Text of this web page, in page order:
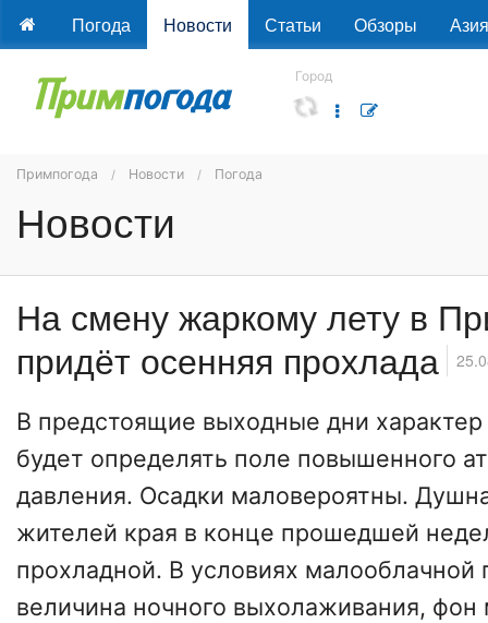
Погода Новости Статьи Обзоры Азия
Город
Примпогода Новости Погода
Новости
На смену жаркому лету в
придёт осенняя прохлада
В предстоящие выходные дни
будет определять поле повышенного
давления. Осадки маловероятны.
жителей края в конце прошедшей
прохладной. В условиях малооблачной
величина ночного выхолаживания,